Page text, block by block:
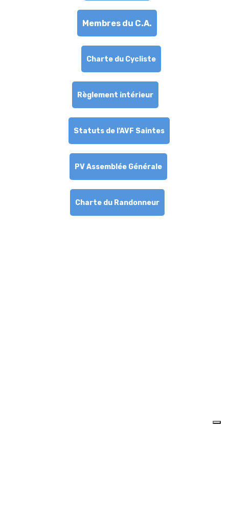
Membres du C.A.
Charte du Cycliste
Règlement intérieur
Statuts de l'AVF Saintes
PV Assemblée Générale
Charte du Randonneur